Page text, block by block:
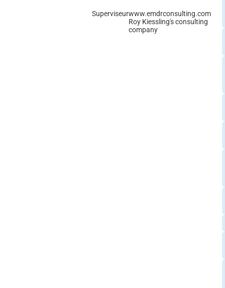
Superviseurwww.emdrconsulting.com
Roy Kiessling's consulting
company